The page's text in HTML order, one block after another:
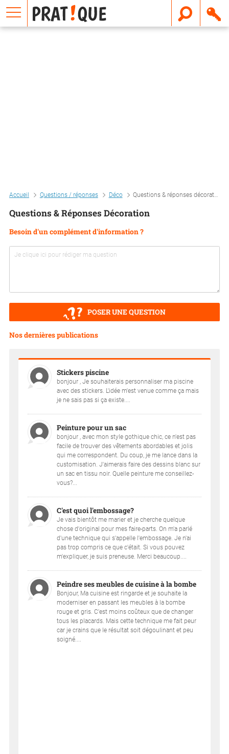
Accueil Questions / réponses Déco Questions & réponses décoration
Questions & Réponses Décoration
Besoin d'un complément d'information ?
POSER UNE QUESTION
Nos dernières publications
Stickers piscine
bonjour , Je souhaiterais personnaliser ma piscine
avec des stickers. L'idée m'est venue comme ça mais
je ne sais pas si ça existe....
Peinture pour un sac
bonjour , avec mon style gothique chic, ce n'est pas
facile de trouver des vêtements abordables et jolis
qui me correspondent. Du coup, je me lance dans la
customisation. J'aimerais faire des dessins blanc sur
un sac en tissu noir. Quelle peinture me conseillez-
vous?...
C'est quoi l'embossage?
Je vais bientôt me marier et je cherche quelque
chose d'original pour mes faire-parts. On m'a parlé
d'une technique qui s'appelle l'embossage. Je n'ai
pas trop compris ce que c'était. Si vous pouvez
m'expliquer, je suis preneuse. Merci beaucoup....
Peindre ses meubles de cuisine à la bombe
Bonjour, Ma cuisine est ringarde et je souhaite la
moderniser en passant les meubles à la bombe
rouge et gris. C'est moins coûteux que de changer
tous les placards. Mais cette technique me fait peur
car je crains que le résultat soit dégoulinant et peu
soigné....
E
m
a